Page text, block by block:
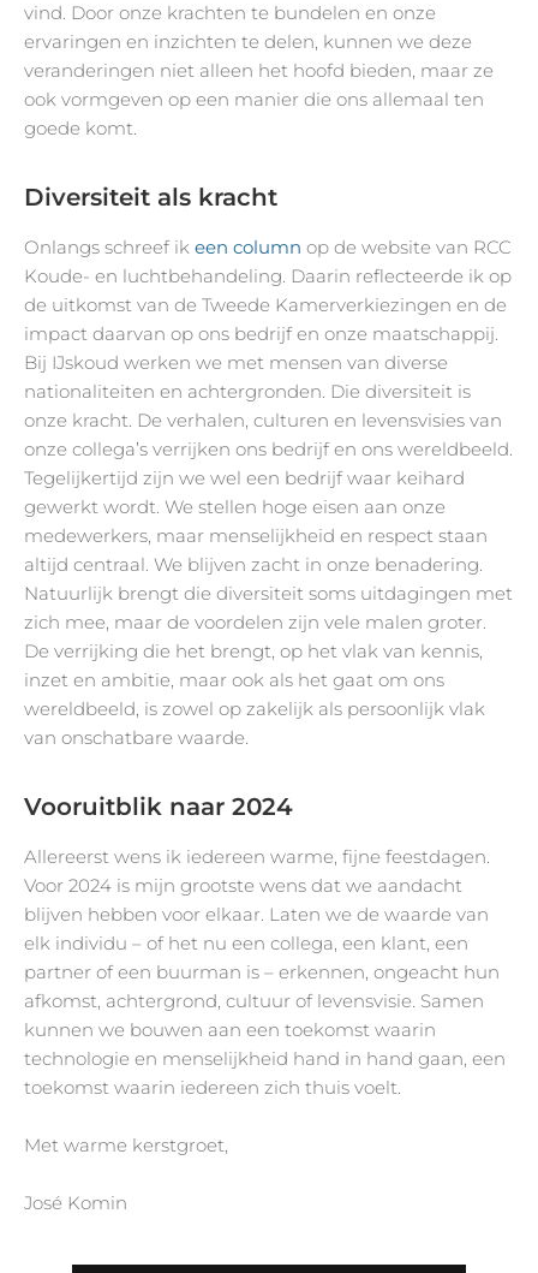
vind. Door onze krachten te bundelen en onze
ervaringen en inzichten te delen, kunnen we deze
veranderingen niet alleen het hoofd bieden, maar ze
ook vormgeven op een manier die ons allemaal ten
goede komt.
Diversiteit als kracht
Onlangs schreef ik een column op de website van RCC
Koude- en luchtbehandeling. Daarin reflecteerde ik op
de uitkomst van de Tweede Kamerverkiezingen en de
impact daarvan op ons bedrijf en onze maatschappij.
Bij IJskoud werken we met mensen van diverse
nationaliteiten en achtergronden. Die diversiteit is
onze kracht. De verhalen, culturen en levensvisies van
onze collega’s verrijken ons bedrijf en ons wereldbeeld.
Tegelijkertijd zijn we wel een bedrijf waar keihard
gewerkt wordt. We stellen hoge eisen aan onze
medewerkers, maar menselijkheid en respect staan
altijd centraal. We blijven zacht in onze benadering.
Natuurlijk brengt die diversiteit soms uitdagingen met
zich mee, maar de voordelen zijn vele malen groter.
De verrijking die het brengt, op het vlak van kennis,
inzet en ambitie, maar ook als het gaat om ons
wereldbeeld, is zowel op zakelijk als persoonlijk vlak
van onschatbare waarde.
Vooruitblik naar 2024
Allereerst wens ik iedereen warme, fijne feestdagen.
Voor 2024 is mijn grootste wens dat we aandacht
blijven hebben voor elkaar. Laten we de waarde van
elk individu – of het nu een collega, een klant, een
partner of een buurman is – erkennen, ongeacht hun
afkomst, achtergrond, cultuur of levensvisie. Samen
kunnen we bouwen aan een toekomst waarin
technologie en menselijkheid hand in hand gaan, een
toekomst waarin iedereen zich thuis voelt.
Met warme kerstgroet,
José Komin